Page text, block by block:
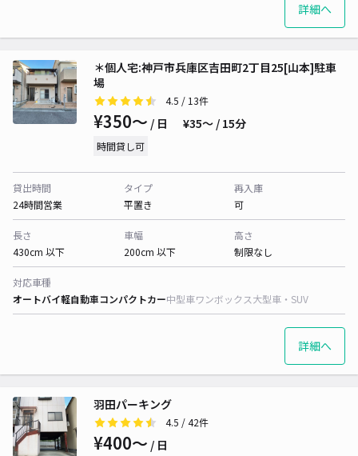
詳細へ
＊個人宅:神戸市兵庫区吉田町2丁目25[山本]駐車
場
4.5 / 13件
¥350〜 / 日 ¥35〜 / 15分
時間貸し可
貸出時間
24時間営業
タイプ
平置き
再入庫
可
長さ
430cm 以下
車幅
200cm 以下
高さ
制限なし
対応車種
オートバイ軽自動車コンパクトカー中型車ワンボックス大型車・SUV
詳細へ
羽田パーキング
4.5 / 42件
¥400〜 / 日